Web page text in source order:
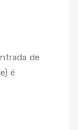
de
é